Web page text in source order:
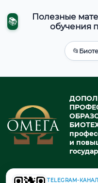
📚
Полезные
обучения
📂
и
TELEGRAM-КАНАЛ